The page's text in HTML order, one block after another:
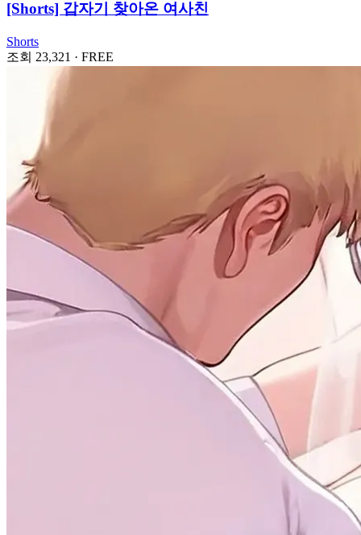
[Shorts] 갑자기 찾아온 여사친
Shorts
조회 23,321 · FREE